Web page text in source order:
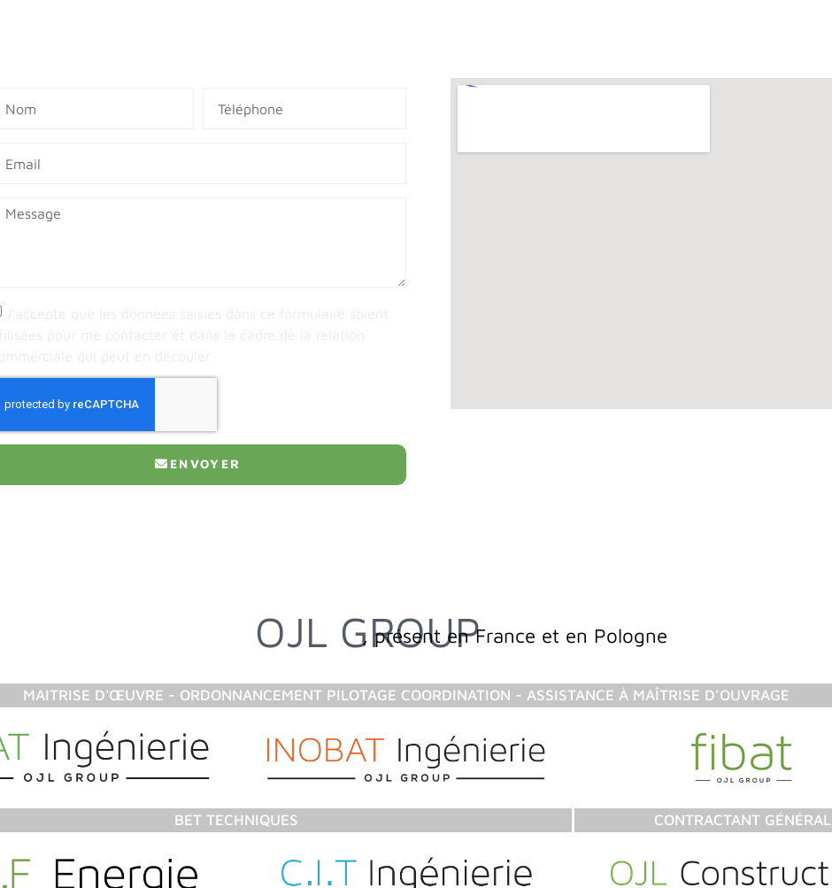
ENVOYER
OJL GROUP, présent en France et en Pologne
MAITRISE D'ŒUVRE - ORDONNANCEMENT PILOTAGE COORDINATION - ASSISTANCE À MAÎTRISE D’OUVRAGE
BET TECHNIQUES CONTRACTANT GÉNÉRAL